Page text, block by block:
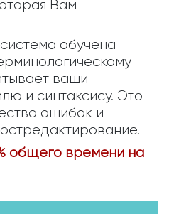
Вам
обучена
ваши
и синтаксису. Это
ошибок и
общего времени на